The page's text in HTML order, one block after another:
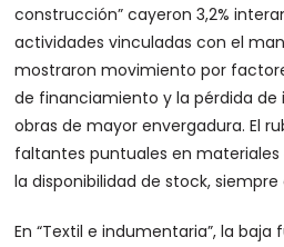
construcción” cayeron 3,2%
actividades vinculadas con el
mostraron movimiento por
de financiamiento y la pérdida de
obras de mayor envergadura. El
faltantes puntuales en
la disponibilidad de stock, siempre
En “Textil e indumentaria”, la baja